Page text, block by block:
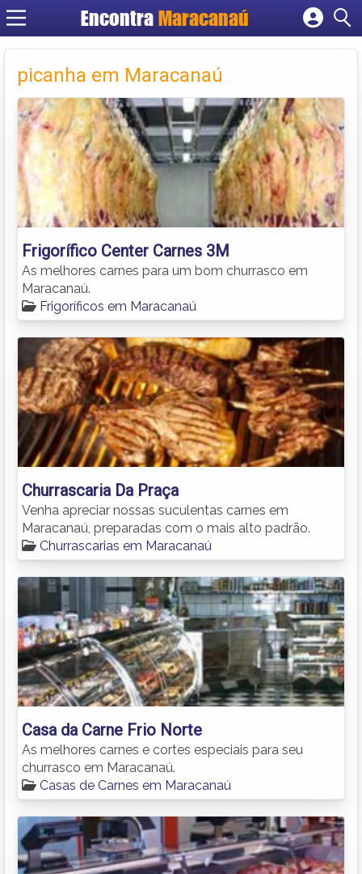
Encontra Maracanaú
Cadastrar empresa
Criar conta
picanha em Maracanaú
Frigorífico Center Carnes 3M
As melhores carnes para um bom churrasco em
Maracanaú.
Frigoríficos em Maracanaú
Churrascaria Da Praça
Venha apreciar nossas suculentas carnes em
Maracanaú, preparadas com o mais alto padrão.
Churrascarias em Maracanaú
Casa da Carne Frio Norte
As melhores carnes e cortes especiais para seu
churrasco em Maracanaú.
Casas de Carnes em Maracanaú